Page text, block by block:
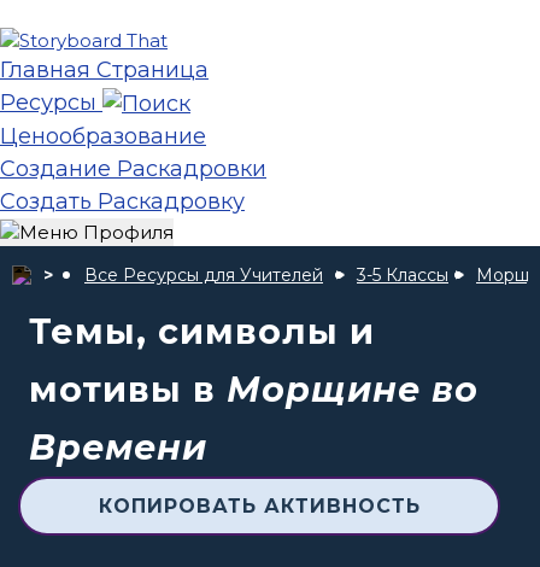
Главная Страница
Ресурсы
Ценообразование
Создание Раскадровки
Создать Раскадровку
Все Ресурсы для Учителей 3-5 Классы
Темы, символы и
мотивы в Морщине во
Времени
КОПИРОВАТЬ АКТИВНОСТЬ